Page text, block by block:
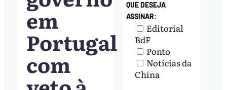
em
Portugal
com
QUE DESEJA
ASSINAR:
Editorial
BdF
Ponto
Notícias da
China